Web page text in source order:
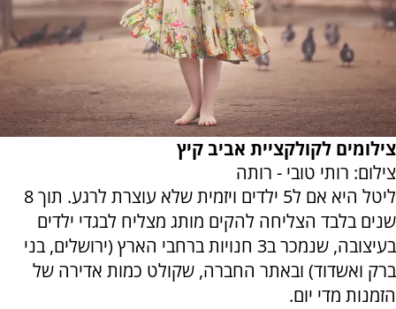
צילומים לקולקציית אביב קיץ
צילום: רותי טובי - רותה
ליטל היא אם ל5 ילדים ויזמית שלא עוצרת לרגע. תוך 8
שנים בלבד הצליחה להקים מותג מצליח לבגדי ילדים
בעיצובה, שנמכר ב3 חנויות ברחבי הארץ (ירושלים, בני
ברק ואשדוד) ובאתר החברה, שקולט כמות אדירה של
הזמנות מדי יום.